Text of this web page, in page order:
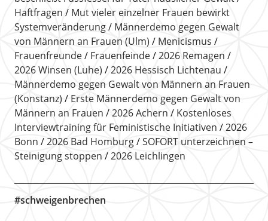
Haftfragen
Mut vieler einzelner Frauen bewirkt
Systemveränderung
Männerdemo gegen Gewalt
von Männern an Frauen (Ulm)
Menicismus
Frauenfreunde
Frauenfeinde
2026 Remagen
2026 Winsen (Luhe)
2026 Hessisch Lichtenau
Männerdemo gegen Gewalt von Männern an Frauen
(Konstanz)
Erste Männerdemo gegen Gewalt von
Männern an Frauen
2026 Achern
Kostenloses
Interviewtraining für Feministische Initiativen
2026
Bonn
2026 Bad Homburg
SOFORT unterzeichnen –
Steinigung stoppen
2026 Leichlingen
#schweigenbrechen